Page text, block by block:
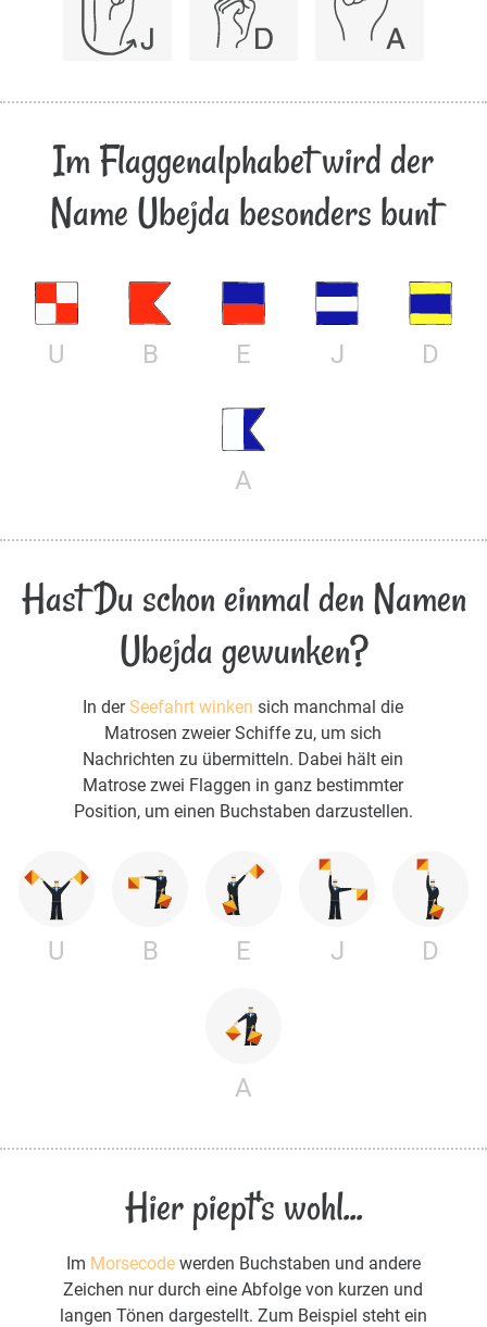
Im Flaggenalphabet wird der
Name Ubejda besonders bunt
U B E J D
A
Hast Du schon einmal den Namen
Ubejda gewunken?
In derSeefahrt winken sich manchmal die
Matrosen zweier Schiffe zu, um sich
Nachrichten zu übermitteln. Dabei hält ein
Matrose zwei Flaggen in ganz bestimmter
Position, um einen Buchstaben darzustellen.
U B E J D
A
Hier piept's wohl...
Im Morsecodewerden Buchstaben und andere
Zeichen nur durch eine Abfolge von kurzen und
langen Tönen dargestellt. Zum Beispiel steht ein